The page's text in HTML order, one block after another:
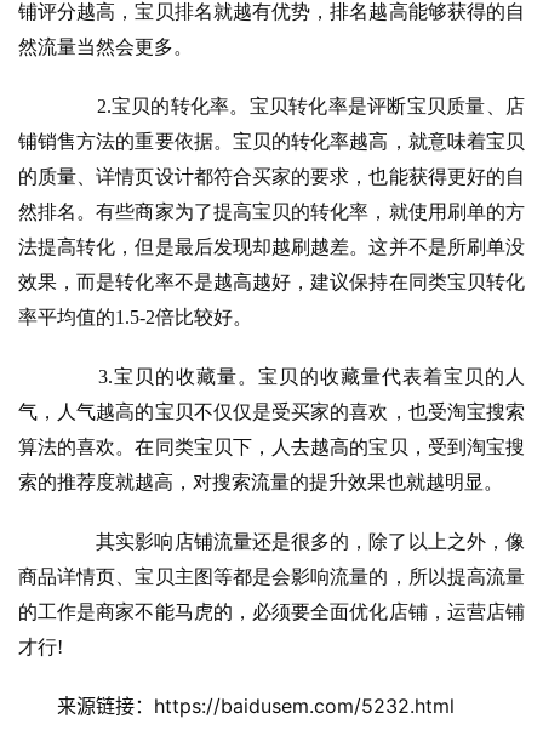
铺评分越高，宝贝排名就越有优势，排名越高能够获得的自
然流量当然会更多。
2.宝贝的转化率。宝贝转化率是评断宝贝质量、店
铺销售方法的重要依据。宝贝的转化率越高，就意味着宝贝
的质量、详情页设计都符合买家的要求，也能获得更好的自
然排名。有些商家为了提高宝贝的转化率，就使用刷单的方
法提高转化，但是最后发现却越刷越差。这并不是所刷单没
效果，而是转化率不是越高越好，建议保持在同类宝贝转化
率平均值的1.5-2倍比较好。
3.宝贝的收藏量。宝贝的收藏量代表着宝贝的人
气，人气越高的宝贝不仅仅是受买家的喜欢，也受淘宝搜索
算法的喜欢。在同类宝贝下，人去越高的宝贝，受到淘宝搜
索的推荐度就越高，对搜索流量的提升效果也就越明显。
其实影响店铺流量还是很多的，除了以上之外，像
商品详情页、宝贝主图等都是会影响流量的，所以提高流量
的工作是商家不能马虎的，必须要全面优化店铺，运营店铺
才行!
来源链接：https://baidusem.com/5232.html